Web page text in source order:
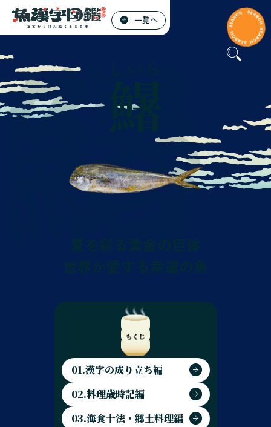
一覧へ
しいら
鱪
夏を彩る黄金の巨体
世界が愛する幸運の魚
01.漢字の成り立ち編
02.料理歳時記編
03.海食十法・郷土料理編